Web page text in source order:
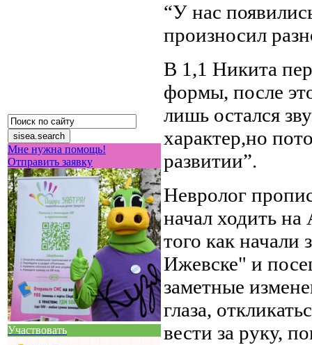
Мне нужна помощь!
Отправить заявку
Участвовать
“У нас
произносил
В 1,1 Никита
формы, после
лишь остался
характер,но
развитии”.
Невролог
начал ходить
того как начали
Ижевске" и
заметные
глаза,
вести за руку,